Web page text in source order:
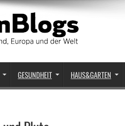
GESUNDHEIT HAUS&GARTEN